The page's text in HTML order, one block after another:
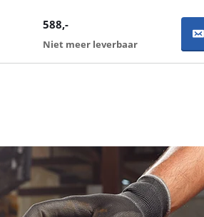
588,-
Niet meer leverbaar